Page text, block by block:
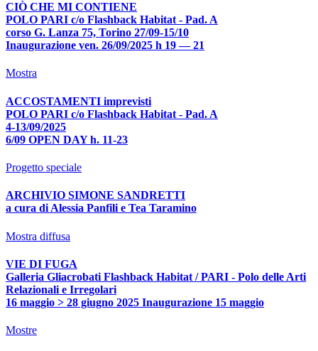
CIÒ CHE MI CONTIENE
POLO PARI c/o Flashback Habitat - Pad. A
corso G. Lanza 75, Torino 27/09-15/10
Inaugurazione ven. 26/09/2025 h 19 — 21
Mostra
ACCOSTAMENTI imprevisti
POLO PARI c/o Flashback Habitat - Pad. A
4-13/09/2025
6/09 OPEN DAY h. 11-23
Progetto speciale
ARCHIVIO SIMONE SANDRETTI
a cura di Alessia Panfili e Tea Taramino
Mostra diffusa
VIE DI FUGA
Galleria Gliacrobati Flashback Habitat / PARI - Polo delle Arti
Relazionali e Irregolari
16 maggio > 28 giugno 2025 Inaugurazione 15 maggio
Mostre